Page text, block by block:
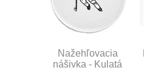
Nažehľovacia
nášivka - Kulatá